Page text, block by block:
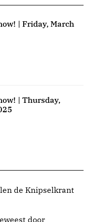
| Friday, March
| Thursday,
de Knipselkrant
door